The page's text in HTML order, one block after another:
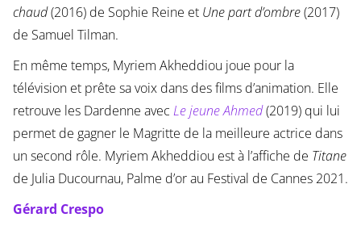
chaud(2016) de Sophie Reine et Une part d’ombre(2017)
de Samuel Tilman.
En même temps, Myriem Akheddiou joue pour la
télévision et prête sa voix dans des films d’animation. Elle
retrouve les Dardenne avec Le jeune Ahmed(2019) qui lui
permet de gagner le Magritte de la meilleure actrice dans
un second rôle. Myriem Akheddiou est à l’affiche de Titane
de Julia Ducournau, Palme d’or au Festival de Cannes 2021.
Gérard Crespo